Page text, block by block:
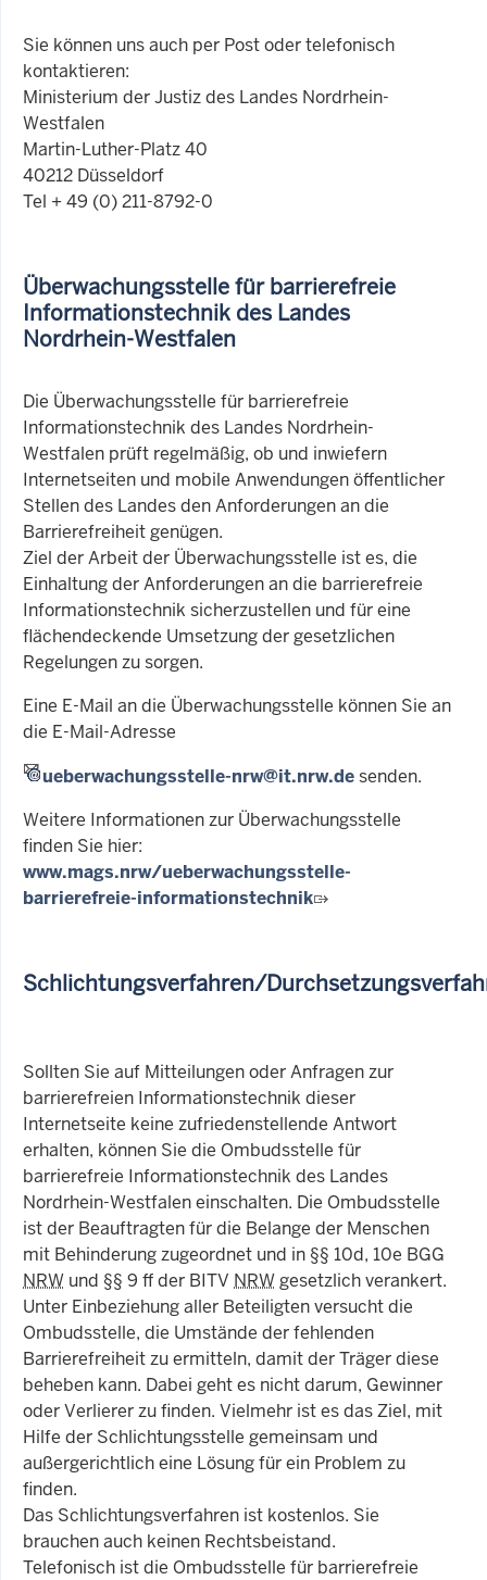
Sie können uns auch per Post oder telefonisch
kontaktieren:
Ministerium der Justiz des Landes Nordrhein-
Westfalen
Martin-Luther-Platz 40
40212 Düsseldorf
Tel + 49 (0) 211-8792-0
Überwachungsstelle für barrierefreie
Informationstechnik des Landes
Nordrhein-Westfalen
Die Überwachungsstelle für barrierefreie
Informationstechnik des Landes Nordrhein-
Westfalen prüft regelmäßig, ob und inwiefern
Internetseiten und mobile Anwendungen öffentlicher
Stellen des Landes den Anforderungen an die
Barrierefreiheit genügen.
Ziel der Arbeit der Überwachungsstelle ist es, die
Einhaltung der Anforderungen an die barrierefreie
Informationstechnik sicherzustellen und für eine
flächendeckende Umsetzung der gesetzlichen
Regelungen zu sorgen.
Eine E-Mail an die Überwachungsstelle können Sie an
die E-Mail-Adresse
ueberwachungsstelle-nrw@it.nrw.desenden.
Weitere Informationen zur Überwachungsstelle
finden Sie hier:
www.mags.nrw/ueberwachungsstelle-
barrierefreie-informationstechnik
Schlichtungsverfahren/
Sollten Sie auf Mitteilungen oder Anfragen zur
barrierefreien Informationstechnik dieser
Internetseite keine zufriedenstellende Antwort
erhalten, können Sie die Ombudsstelle für
barrierefreie Informationstechnik des Landes
Nordrhein-Westfalen einschalten. Die Ombudsstelle
ist der Beauftragten für die Belange der Menschen
mit Behinderung zugeordnet und in §§ 10d, 10e BGG
NRW und §§ 9 ff der BITV NRWgesetzlich verankert.
Unter Einbeziehung aller Beteiligten versucht die
Ombudsstelle, die Umstände der fehlenden
Barrierefreiheit zu ermitteln, damit der Träger diese
beheben kann. Dabei geht es nicht darum, Gewinner
oder Verlierer zu finden. Vielmehr ist es das Ziel, mit
Hilfe der Schlichtungsstelle gemeinsam und
außergerichtlich eine Lösung für ein Problem zu
finden.
Das Schlichtungsverfahren ist kostenlos. Sie
brauchen auch keinen Rechtsbeistand.
Telefonisch ist die Ombudsstelle für barrierefreie